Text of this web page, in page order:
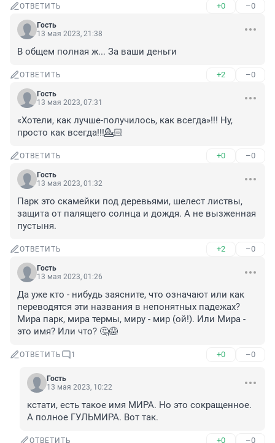
ОТВЕТИТЬ +0 –0
Гость
13 мая 2023, 21:38
В общем полная ж... За ваши деньги
ОТВЕТИТЬ +2 –0
Гость
13 мая 2023, 07:31
«Хотели, как лучше-получилось, как всегда»!!! Ну,
просто как всегда!!!💁🏻
ОТВЕТИТЬ +0 –0
Гость
13 мая 2023, 01:32
Парк это скамейки под деревьями, шелест листвы,
защита от палящего солнца и дождя. А не вызженная
пустыня.
ОТВЕТИТЬ +2 –0
Гость
13 мая 2023, 01:26
Да уже кто - нибудь заясните, что означают или как
переводятся эти названия в непонятных падежах?
Мира парк, мира термы, миру - мир (ой!). Или Мира -
это имя? Или что? 🤔😱
ОТВЕТИТЬ 1 +0 –0
Гость
13 мая 2023, 10:22
кстати, есть такое имя МИРА. Но это сокращенное.
А полное ГУЛЬМИРА. Вот так.
ОТВЕТИТЬ +0 –0